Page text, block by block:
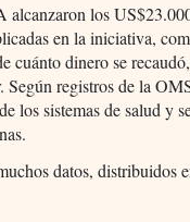
alcanzaron los
en la iniciativa,
cuánto dinero se
Según registros de la
los sistemas de salud y
datos, distribuidos